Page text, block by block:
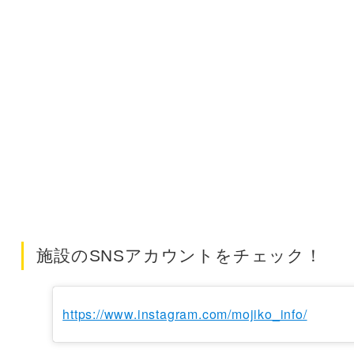
施設のSNSアカウントをチェック！
https://www.instagram.com/mojiko_info/